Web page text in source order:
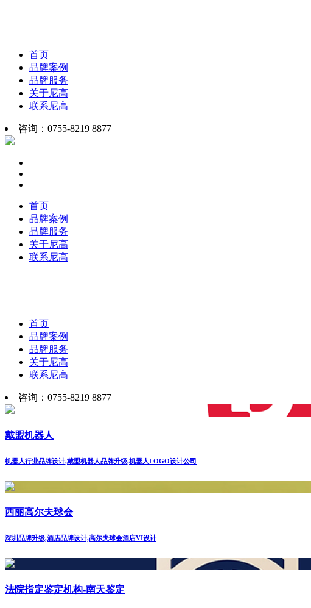
首页
品牌案例
品牌服务
关于尼高
联系尼高
咨询：0755-8219 8877
首页
品牌案例
品牌服务
关于尼高
联系尼高
首页
品牌案例
品牌服务
关于尼高
联系尼高
咨询：0755-8219 8877
戴盟机器人
机器人行业品牌设计,戴盟机器人品牌升级,机器人LOGO设计公司
西丽高尔夫球会
深圳品牌升级,酒店品牌设计,高尔夫球会酒店VI设计
法院指定鉴定机构-南天鉴定